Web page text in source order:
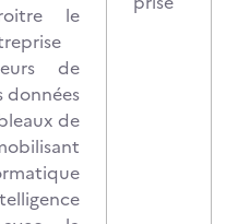
le
de
données
de